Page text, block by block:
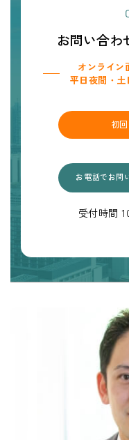
お問い合わ
オンライン
平日夜間・
初
お電話でお問
受付時間